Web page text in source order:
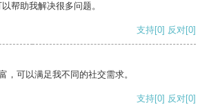
帮助我解决很多问题。
支持[0] 反对[0]
，可以满足我不同的社交需求。
支持[0] 反对[0]